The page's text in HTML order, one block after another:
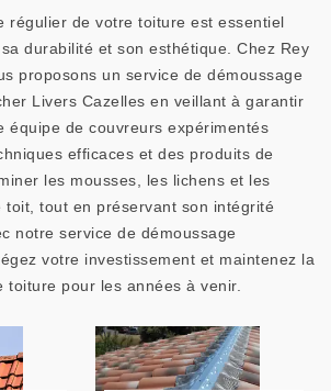
régulier de votre toiture est essentiel
durabilité et son esthétique. Chez Rey
proposons un service de démoussage
Livers Cazelles en veillant à garantir
équipe de couvreurs expérimentés
efficaces et des produits de
les mousses, les lichens et les
toit, tout en préservant son intégrité
notre service de démoussage
votre investissement et maintenez la
toiture pour les années à venir.